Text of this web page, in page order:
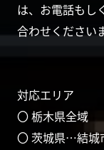
は、お電話もし
合わせください
対応エリア
〇 栃木県全域
〇 茨城県…結城